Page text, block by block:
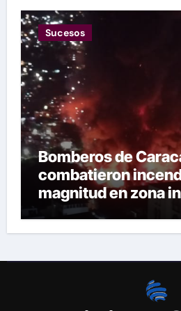
Sucesos
Bomberos de
combatieron
magnitud en zona
Llanito